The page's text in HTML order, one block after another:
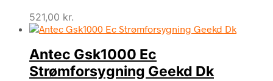
521,00 kr.
Antec Gsk1000 Ec
Strømforsygning Geekd Dk